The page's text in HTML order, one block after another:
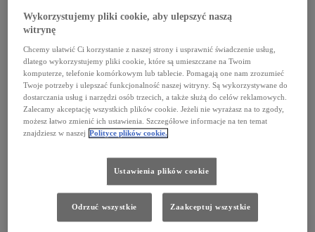
Toyota Yaris 3 drzwiowy od 2014 07 do 2017 03
Toyota Yaris 3 drzwiowy od 2017 03
Toyota Yaris 5 drzwiowy od 2005 08
Toyota Yaris 5 drzwiowy od 2014 07 do 2017 03
Toyota Yaris 5 drzwiowy od 2017 03
Toyota Yaris HYBRID 5 drzwiowy od 2017 03
Toyota Yaris 5 drzwiowy od 2020 05
Toyota Yaris HYBRID 5 drzwiowy od 2020 05
Wykorzystujemy pliki cookie, aby ulepszyć naszą
witrynę
Chcemy ułatwić Ci korzystanie z naszej strony i usprawnić świadczenie usług,
dlatego wykorzystujemy pliki cookie, które są umieszczane na Twoim
komputerze, telefonie komórkowym lub tablecie. Pomagają one nam zrozumieć
Twoje potrzeby i ulepszać funkcjonalność naszej witryny. Są wykorzystywane do
dostarczania usług i narzędzi osób trzecich, a także służą do celów reklamowych.
Zalecamy akceptację wszystkich plików cookie. Jeżeli nie wyrażasz na to zgody,
możesz łatwo zmienić ich ustawienia. Szczegółowe informacje na ten temat
znajdziesz w naszej Polityce plików cookie.
Ustawienia plików cookie
Odrzuć wszystkie Zaakceptuj wszystkie